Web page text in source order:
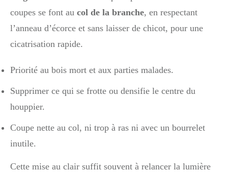
coupes se font au col de la branche, en respectant
l’anneau d’écorce et sans laisser de chicot, pour une
cicatrisation rapide.
Priorité au bois mort et aux parties malades.
Supprimer ce qui se frotte ou densifie le centre du
houppier.
Coupe nette au col, ni trop à ras ni avec un bourrelet
inutile.
Cette mise au clair suffit souvent à relancer la lumière